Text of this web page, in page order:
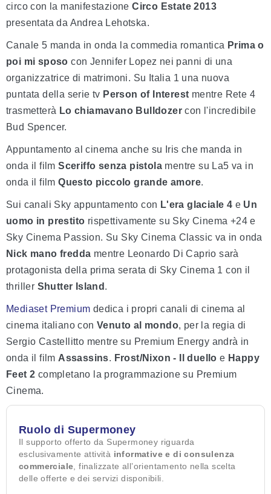
circo con la manifestazioneCirco Estate 2013
presentata da Andrea Lehotska.
Canale 5 manda in onda la commedia romantica Prima o
poi mi sposo con Jennifer Lopez nei panni di una
organizzatrice di matrimoni. Su Italia 1 una nuova
puntata della serie tv Person of Interest mentre Rete 4
trasmetterà Lo chiamavano Bulldozer con l'incredibile
Bud Spencer.
Appuntamento al cinema anche su Iris che manda in
onda il filmSceriffo senza pistola mentre su La5 va in
onda il filmQuesto piccolo grande amore.
Sui canali Sky appuntamento con L'era glaciale 4 e Un
uomo in prestito rispettivamente su Sky Cinema +24 e
Sky Cinema Passion. Su Sky Cinema Classic va in onda
Nick mano fredda mentre Leonardo Di Caprio sarà
protagonista della prima serata di Sky Cinema 1 con il
thriller Shutter Island .
Mediaset Premium dedica i propri canali di cinema al
cinema italiano con Venuto al mondo, per la regia di
Sergio Castellitto mentre su Premium Energy andrà in
onda il film Assassins. Frost/Nixon - Il duello e Happy
Feet 2 completano la programmazione su Premium
Cinema.
Ruolo di Supermoney
Il supporto offerto da Supermoney riguarda
esclusivamente attività informative e di consulenza
commerciale , finalizzate all’orientamento nella scelta
delle offerte e dei servizi disponibili.